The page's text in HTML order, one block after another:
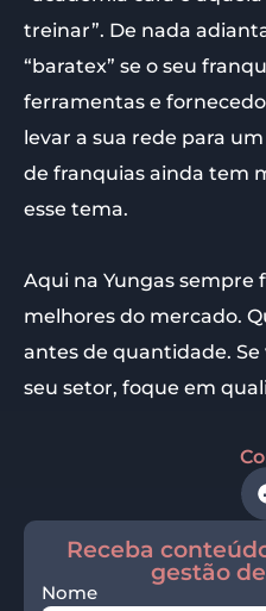
treinar”. De nada
“baratex” se o seu
ferramentas e
levar a sua rede para
de franquias ainda tem
esse tema.
Aqui na Yungas sempre
melhores do mercado.
antes de quantidade.
seu setor, foque em
Receba
gestão
Nome